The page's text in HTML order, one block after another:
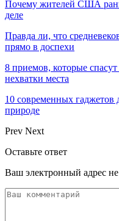
Почему жителей США
деле
Правда ли, что
прямо в доспехи
8 приемов, которые
нехватки места
10 современных
природе
Prev Next
Оставьте ответ
Ваш электронный адрес